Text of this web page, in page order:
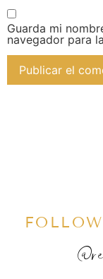
Guarda mi
navegador para